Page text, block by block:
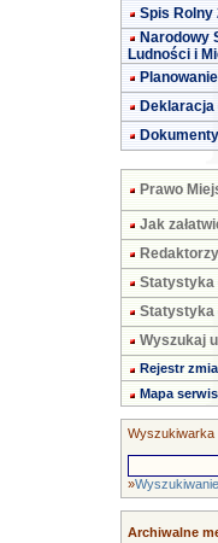
Spis Rolny
Narodowy
Ludności i
Prawo
Jak
Statystyka
Statystyka
Wyszukaj
Rejestr
Mapa
Wyszukiwarka
»
Archiwalne